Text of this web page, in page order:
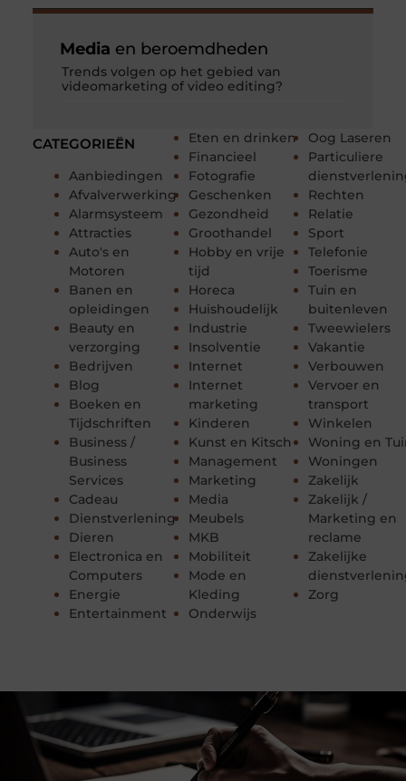
CATEGORIEËN
Aanbiedingen
Afvalverwerking
Alarmsysteem
Attracties
Auto's en
Motoren
Banen en
opleidingen
Beauty en
verzorging
Bedrijven
Blog
Boeken en
Tijdschriften
Business /
Business
Services
Cadeau
Dienstverlening
Dieren
Electronica en
Computers
Energie
Entertainment
Eten en drinken
Financieel
Fotografie
Geschenken
Gezondheid
Groothandel
Hobby en vrije
tijd
Horeca
Huishoudelijk
Industrie
Insolventie
Internet
Internet
marketing
Kinderen
Kunst en Kitsch
Management
Marketing
Media
Meubels
MKB
Mobiliteit
Mode en
Kleding
Onderwijs
Oog Laseren
Particuliere
Rechten
Relatie
Sport
Telefonie
Toerisme
Tuin en
buitenleven
Tweewielers
Vakantie
Verbouwen
Vervoer en
transport
Winkelen
Woning en
Woningen
Zakelijk
Zakelijk /
Marketing en
reclame
Zakelijke
Zorg
Media en beroemdheden
Trends volgen op het gebied van
videomarketing of video editing?